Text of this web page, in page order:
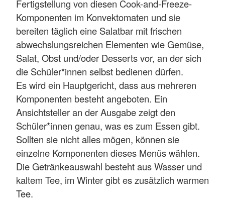
Fertigstellung von diesen Cook-and-Freeze-
Komponenten im Konvektomaten und sie
bereiten täglich eine Salatbar mit frischen
abwechslungsreichen Elementen wie Gemüse,
Salat, Obst und/oder Desserts vor, an der sich
die Schüler*innen selbst bedienen dürfen.
Es wird ein Hauptgericht, dass aus mehreren
Komponenten besteht angeboten. Ein
Ansichtsteller an der Ausgabe zeigt den
Schüler*innen genau, was es zum Essen gibt.
Sollten sie nicht alles mögen, können sie
einzelne Komponenten dieses Menüs wählen.
Die Getränkeauswahl besteht aus Wasser und
kaltem Tee, im Winter gibt es zusätzlich warmen
Tee.